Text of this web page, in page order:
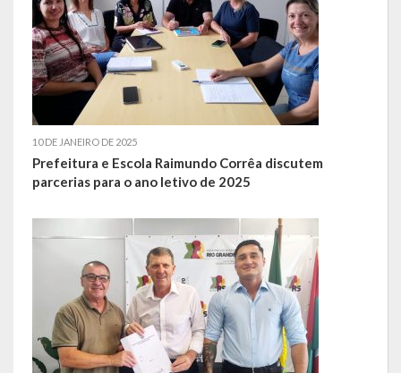
Obras e Viação
Saúde
Serviços Oferecidos pela Secretaria de Saúde
Serviços Urbanos
Legislação
LEIS COMPLEMENTARES
DECRETOS
Publicações
10 DE JANEIRO DE 2025
Prefeitura e Escola Raimundo Corrêa discutem
parcerias para o ano letivo de 2025